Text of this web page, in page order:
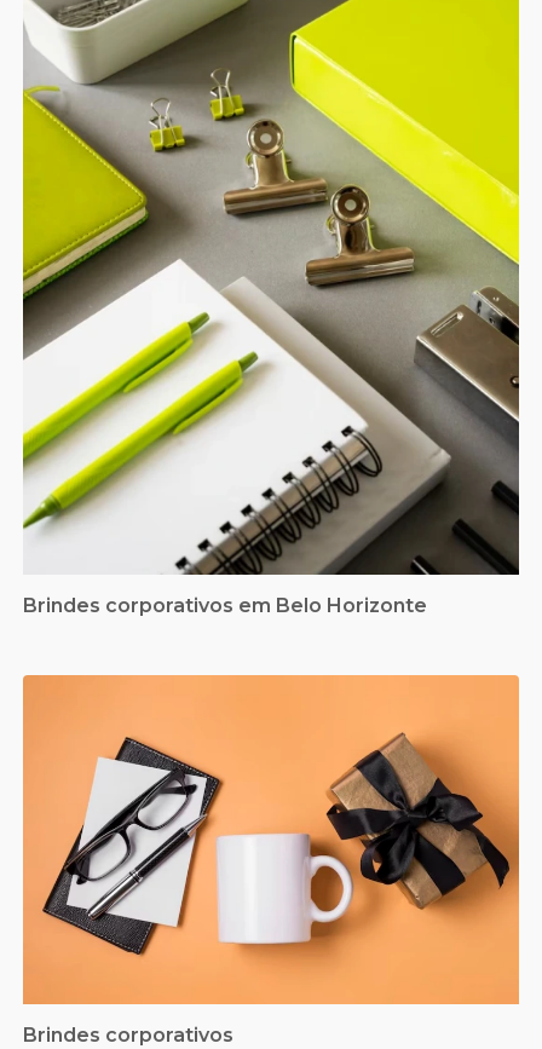
Brindes corporativos em Belo Horizonte
Brindes corporativos